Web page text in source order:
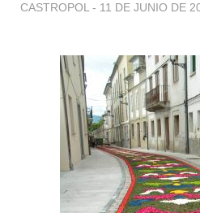
CASTROPOL - 11 DE JUNIO DE